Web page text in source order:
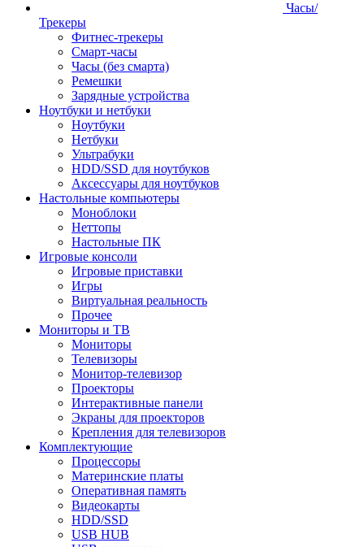
Часы/
Трекеры
Фитнес-трекеры
Смарт-часы
Часы (без смарта)
Ремешки
Зарядные устройства
Ноутбуки и нетбуки
Ноутбуки
Нетбуки
Ультрабуки
HDD/SSD для ноутбуков
Аксессуары для ноутбуков
Настольные компьютеры
Моноблоки
Неттопы
Настольные ПК
Игровые консоли
Игровые приставки
Игры
Виртуальная реальность
Прочее
Мониторы и ТВ
Мониторы
Телевизоры
Монитор-телевизор
Проекторы
Интерактивные панели
Экраны для проекторов
Крепления для телевизоров
Комплектующие
Процессоры
Материнские платы
Оперативная память
Видеокарты
HDD/SSD
USB HUB